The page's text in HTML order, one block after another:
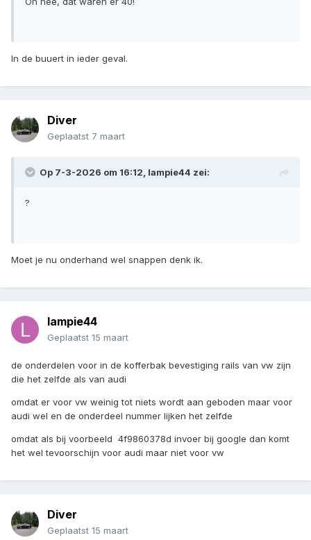
In de buuert in ieder geval.
Diver
Geplaatst 7 maart
Op 7-3-2026 om 16:12, lampie44 zei:
?
Moet je nu onderhand wel snappen denk ik.
lampie44
Geplaatst 15 maart
de onderdelen voor in de kofferbak bevestiging rails van vw zijn
die het zelfde als van audi
omdat er voor vw weinig tot niets wordt aan geboden maar voor
audi wel en de onderdeel nummer lijken het zelfde
omdat als bij voorbeeld 4f9860378d invoer bij google dan komt
het wel tevoorschijn voor audi maar niet voor vw
Diver
Geplaatst 15 maart